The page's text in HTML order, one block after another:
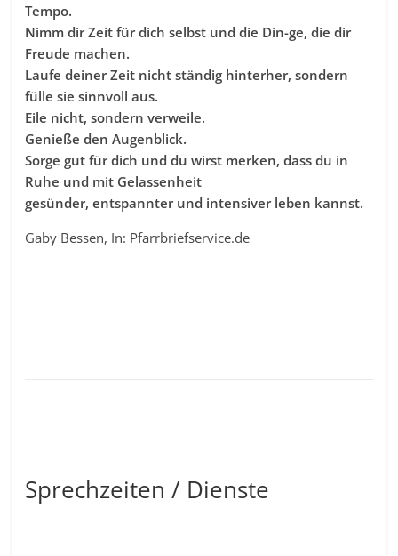
Tempo.
Nimm dir Zeit für dich selbst und die Din-ge, die dir
Freude machen.
Laufe deiner Zeit nicht ständig hinterher, sondern
fülle sie sinnvoll aus.
Eile nicht, sondern verweile.
Genieße den Augenblick.
Sorge gut für dich und du wirst merken, dass du in
Ruhe und mit Gelassenheit
gesünder, entspannter und intensiver leben kannst.
Gaby Bessen, In: Pfarrbriefservice.de
Sprechzeiten / Dienste